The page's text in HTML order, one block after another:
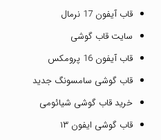
قاب آیفون 17 نرمال
سایت قاب گوشی
قاب آیفون 16 پرومکس
قاب گوشی سامسونگ جدید
خرید قاب گوشی شیائومی
قاب گوشی ایفون ۱۳